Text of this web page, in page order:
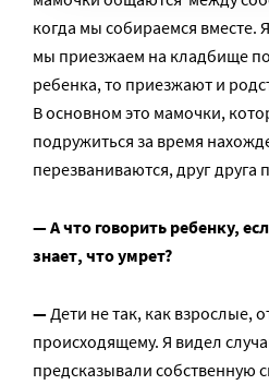
когда мы собираемся вместе.
мы приезжаем на кладбище
ребенка, то приезжают и
В основном это мамочки,
подружиться за время
перезваниваются, друг
— А что говорить ребенку,
знает, что умрет?
— Дети не так, как взрослые,
происходящему. Я видел
предсказывали собственную